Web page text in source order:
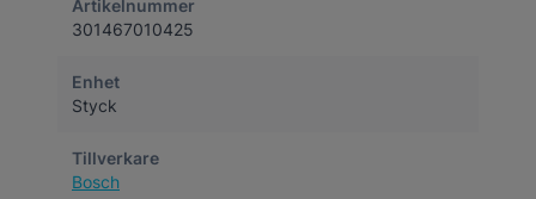
Artikelnummer
301467010425
Enhet
Styck
Tillverkare
Bosch